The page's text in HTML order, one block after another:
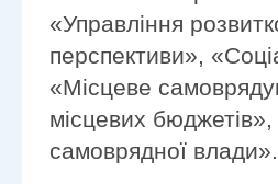
«Управління
перспективи»,
«Місцеве
місцевих
самоврядної влади».